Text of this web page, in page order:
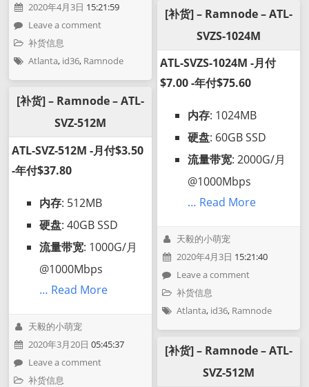
2020年4月3日 15:21:59
Leave a comment
补货信息
Atlanta, id36, Ramnode
[补货] – Ramnode – ATL-
SVZ-512M
ATL-SVZ-512M -月付$3.50
-年付$37.80
内存: 512MB
硬盘: 40GB SSD
流量带宽: 1000G/月
@1000Mbps
… Read More
天毅的小萌宠
2020年3月20日 05:45:37
Leave a comment
补货信息
[补货] – Ramnode – ATL-
SVZS-1024M
ATL-SVZS-1024M -月付
$7.00 -年付$75.60
内存: 1024MB
硬盘: 60GB SSD
流量带宽: 2000G/月
@1000Mbps
… Read More
天毅的小萌宠
2020年4月3日 15:21:40
Leave a comment
补货信息
Atlanta, id36, Ramnode
[补货] – Ramnode – ATL-
SVZ-512M